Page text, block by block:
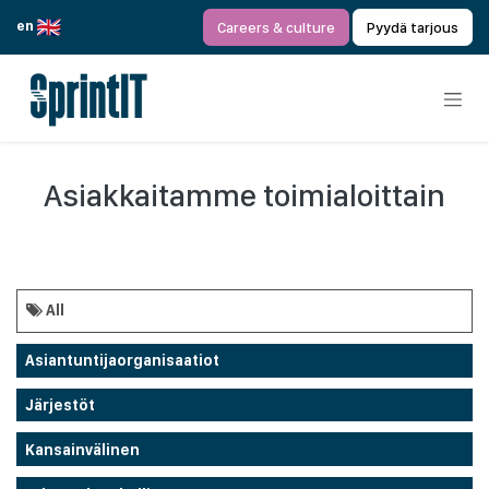
en
Careers & culture Pyydä tarjous
Asiakkaitamme toimialoittain
All
Asiantuntijaorganisaatiot
Järjestöt
Kansainvälinen